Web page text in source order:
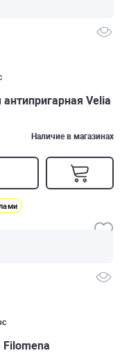
Velia
Наличие в магазинах